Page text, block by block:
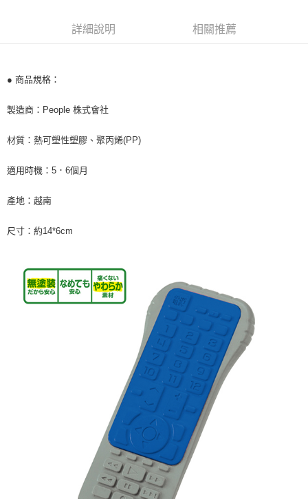
【「AFTEE先享後付」結帳流程】
３．收到繳費通知簡訊後14天內，點擊此簡訊中的連結，可透過四大超商／
※ 請注意：結帳手續完成當下不需立刻繳費，但若您需要取消訂單，請聯絡
購買商品的店家。未經商家同意取消之訂單仍視為有效，需透過AFTEE先享
※ 交易是否成功請以「AFTEE先享後付 」之結帳頁面顯示為準，若有關於
客戶支援中心」https://netprotections.freshdesk.com/support/home
１．透過由恩沛科技股份有限公司提供之「AFTEE先享後付」服務完成之交
權轉讓予恩沛科技股份有限公司。
「AFTEE先享後付」，若未經同意申辦者引起之損失，本公司不負相關責
任。
４．使用「AFTEE先享後付」時，將依據個別帳號之用戶狀況，依本公司即
時審查核予不同之上限額度；若仍有額度不足之情形，本公司將視審查結果
５．嚴禁一人註冊多個帳號或使用他人資訊註冊。若發現惡意使用之情形，
恩沛科技股份有限公司將有權停止該用戶之使用額度並採取法律行動。
每筆NT$100，滿NT$590(含以上)免運費
詳細說明 相關推薦
● 商品規格：
製造商：People 株式會社
材質：熱可塑性塑膠、聚丙烯(PP)
適用時機：5．6個月
產地：越南
尺寸：約14*6cm